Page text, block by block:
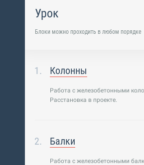
Урок
Блоки можно проходить в любом порядке
Колонны
Работа с железобетонными
Расстановка в проекте.
Балки
Работа с железобетонными